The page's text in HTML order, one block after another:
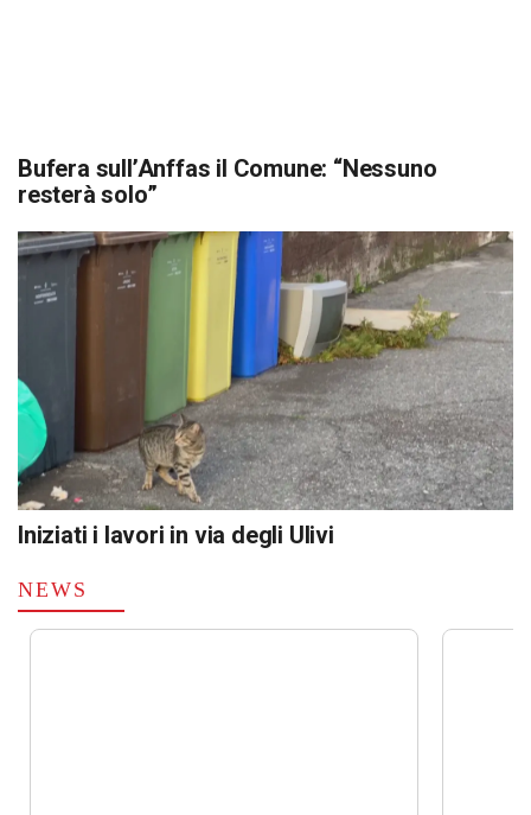
Bufera sull’Anffas il Comune: “Nessuno
resterà solo”
Iniziati i lavori in via degli Ulivi
NEWS